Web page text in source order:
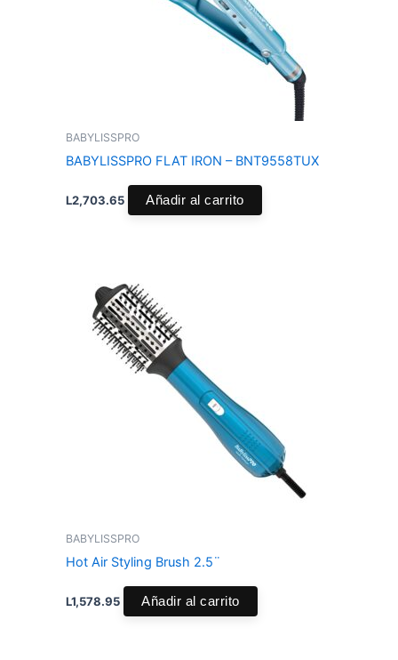
BABYLISSPRO
BABYLISSPRO FLAT IRON – BNT9558TUX
L2,703.65 Añadir al carrito
BABYLISSPRO
Hot Air Styling Brush 2.5¨
L1,578.95 Añadir al carrito